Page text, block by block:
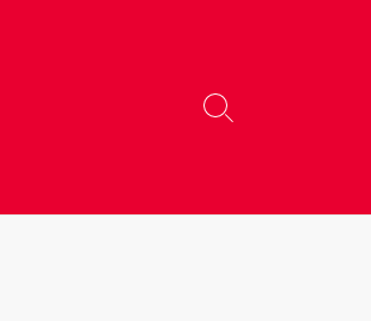
検
替